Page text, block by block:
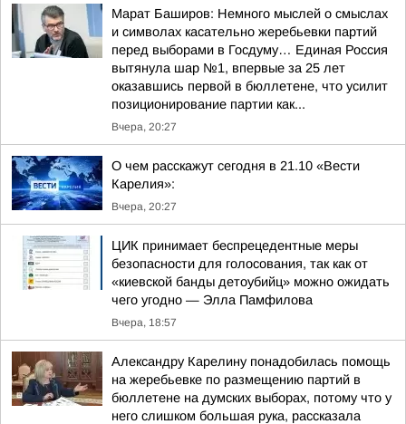
Марат Баширов: Немного мыслей о смыслах
и символах касательно жеребьевки партий
перед выборами в Госдуму… Единая Россия
вытянула шар №1, впервые за 25 лет
оказавшись первой в бюллетене, что усилит
позиционирование партии как...
Вчера, 20:27
О чем расскажут сегодня в 21.10 «Вести
Карелия»:
Вчера, 20:27
ЦИК принимает беспрецедентные меры
безопасности для голосования, так как от
«киевской банды детоубийц» можно ожидать
чего угодно — Элла Памфилова
Вчера, 18:57
Александру Карелину понадобилась помощь
на жеребьевке по размещению партий в
бюллетене на думских выборах, потому что у
него слишком большая рука, рассказала